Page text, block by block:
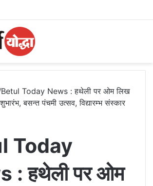
Betul Today News : हथेली पर ओम लिख
शुभारंभ, बसन्त पंचमी उत्सव, विद्यारम्भ संस्कार
Today
: हथेली पर ओम